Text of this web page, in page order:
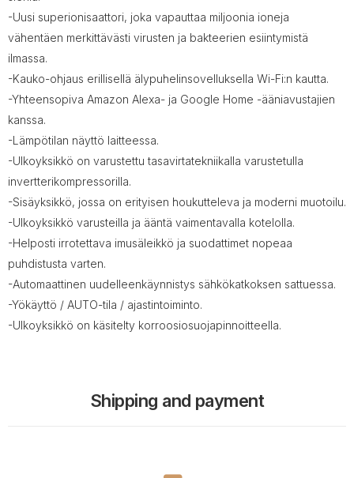
-Uusi superionisaattori, joka vapauttaa miljoonia ioneja
vähentäen merkittävästi virusten ja bakteerien esiintymistä
ilmassa.
-Kauko-ohjaus erillisellä älypuhelinsovelluksella Wi-Fi:n kautta.
-Yhteensopiva Amazon Alexa- ja Google Home -ääniavustajien
kanssa.
-Lämpötilan näyttö laitteessa.
-Ulkoyksikkö on varustettu tasavirtatekniikalla varustetulla
invertterikompressorilla.
-Sisäyksikkö, jossa on erityisen houkutteleva ja moderni muotoilu.
-Ulkoyksikkö varusteilla ja ääntä vaimentavalla kotelolla.
-Helposti irrotettava imusäleikkö ja suodattimet nopeaa
puhdistusta varten.
-Automaattinen uudelleenkäynnistys sähkökatkoksen sattuessa.
-Yökäyttö / AUTO-tila / ajastintoiminto.
-Ulkoyksikkö on käsitelty korroosiosuojapinnoitteella.
Shipping and payment